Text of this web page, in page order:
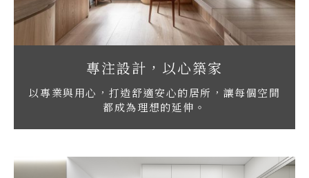
專注設計，以心築家
以專業與用心，打造舒適安心的居所，讓每個空間
都成為理想的延伸。